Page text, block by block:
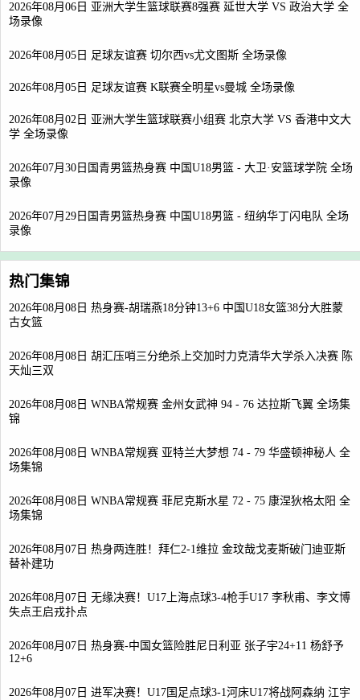
2026年08月06日 亚洲大学生篮球联赛8强赛 延世大学 VS 政治大学 全
场录像
2026年08月05日 足球友谊赛 切尔西vs尤文图斯 全场录像
2026年08月05日 足球友谊赛 K联赛全明星vs曼城 全场录像
2026年08月02日 亚洲大学生篮球联赛小组赛 北京大学 VS 香港中文大
学 全场录像
2026年07月30日国青男篮热身赛 中国U18男篮 - 大卫·安篮球学院 全场
录像
2026年07月29日国青男篮热身赛 中国U18男篮 - 纽纳华丁闪电队 全场
录像
热门集锦
2026年08月08日 热身赛-胡瑞燕18分钟13+6 中国U18女篮38分大胜蒙
古女篮
2026年08月08日 胡汇压哨三分绝杀上交加时力克清华大学杀入决赛 陈
天灿三双
2026年08月08日 WNBA常规赛 金州女武神 94 - 76 达拉斯飞翼 全场集
锦
2026年08月08日 WNBA常规赛 亚特兰大梦想 74 - 79 华盛顿神秘人 全
场集锦
2026年08月08日 WNBA常规赛 菲尼克斯水星 72 - 75 康涅狄格太阳 全
场集锦
2026年08月07日 热身两连胜！拜仁2-1维拉 金玟哉戈麦斯破门迪亚斯
替补建功
2026年08月07日 无缘决赛！U17上海点球3-4枪手U17 李秋甫、李文博
失点王启戎扑点
2026年08月07日 热身赛-中国女篮险胜尼日利亚 张子宇24+11 杨舒予
12+6
2026年08月07日 进军决赛！U17国足点球3-1河床U17将战阿森纳 江宇